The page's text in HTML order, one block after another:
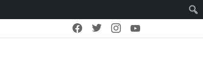
facebooktwitterinstagram